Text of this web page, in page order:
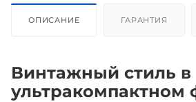
ОПИСАНИЕ ГАРАНТИЯ
Винтажный стиль в
ультракомпактном